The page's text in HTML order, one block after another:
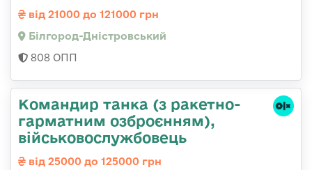
від 21000 до 121000 грн
Білгород-Дністровський
808 ОПП
Командиp танка (з pакетно-
гарматним озброєнням),
військовослужбовець
від 25000 до 125000 грн